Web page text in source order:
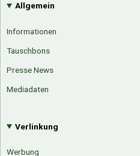
Allgemein
Informationen
Tauschbons
Presse News
Mediadaten
Verlinkung
Werbung